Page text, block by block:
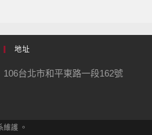
地址
106台北市和平東路一段162號
護 。